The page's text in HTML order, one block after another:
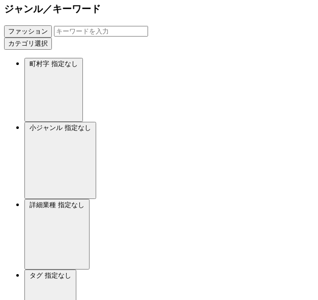
ジャンル／キーワード
ファッション
カテゴリ選択
町村字 指定なし
小ジャンル 指定なし
詳細業種 指定なし
タグ 指定なし